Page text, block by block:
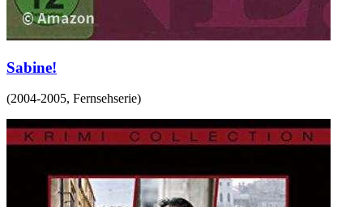
Sabine!
(2004-2005, Fernsehserie)